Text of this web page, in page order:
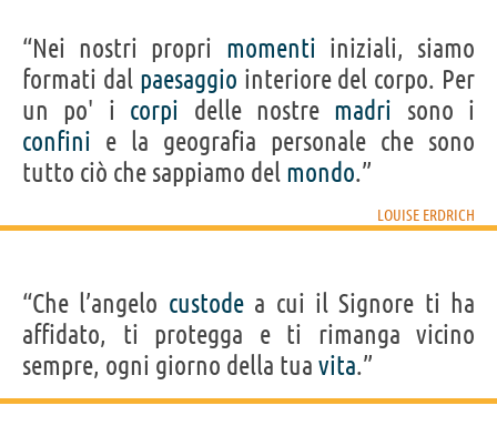
“Nei nostri propri momenti iniziali, siamo
formati dal paesaggio interiore del corpo. Per
un po' i corpi delle nostre madri sono i
confini e la geografia personale che sono
tutto ciò che sappiamo del mondo.”
LOUISE ERDRICH
“Che l’angelo custodea cui il Signore ti ha
affidato, ti protegga e ti rimanga vicino
sempre, ogni giorno della tua vita.”